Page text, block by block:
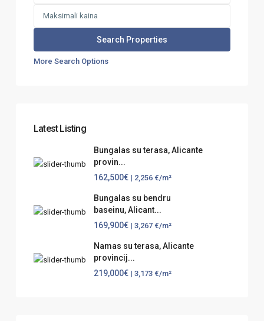
More Search Options
Latest Listing
Bungalas su terasa, Alicante
provin...
162,500€ | 2,256 €/m²
Bungalas su bendru
baseinu, Alicant...
169,900€ | 3,267 €/m²
Namas su terasa, Alicante
provincij...
219,000€ | 3,173 €/m²